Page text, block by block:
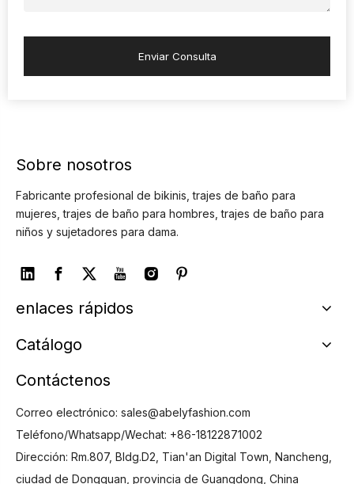
Enviar Consulta
Sobre nosotros
Fabricante profesional de bikinis, trajes de baño para
mujeres, trajes de baño para hombres, trajes de baño para
niños y sujetadores para dama.
enlaces rápidos
Catálogo
Contáctenos
Correo electrónico: sales@abelyfashion.com
Teléfono/Whatsapp/Wechat: +86-18122871002
Dirección: Rm.807, Bldg.D2, Tian'an Digital Town, Nancheng,
ciudad de Dongguan, provincia de Guangdong, China